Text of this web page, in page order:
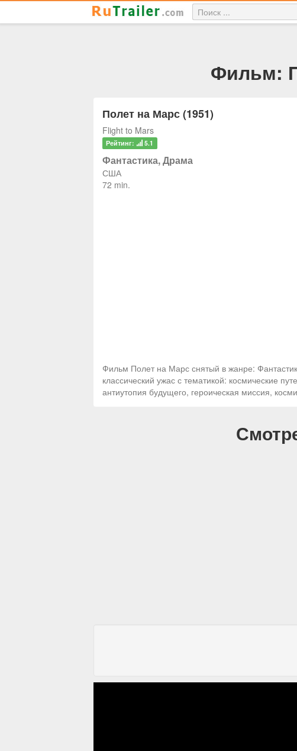
Фильм:
Полет на Марс (1951)
Flight to Mars
Рейтинг: 5.1
Фантастика, Драма
США
72 min.
Фильм Полет на Марс снятый в жанре:
классический ужас с тематикой: космические
антиутопия будущего, героическая миссия,